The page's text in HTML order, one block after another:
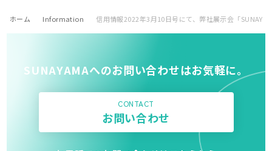
ホーム Information 信用情報2022年3月10日号にて、弊社展示会「
SUNAYAMAへのお問い合わせはお気軽に。
CONTACT
お問い合わせ